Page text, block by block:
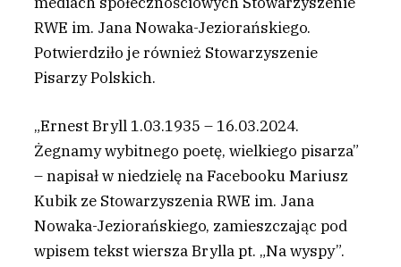
RWE im. Jana Nowaka-Jeziorańskiego.
Potwierdziło je również Stowarzyszenie
Pisarzy Polskich.
„Ernest Bryll 1.03.1935 – 16.03.2024.
Żegnamy wybitnego poetę, wielkiego pisarza”
– napisał w niedzielę na Facebooku Mariusz
Kubik ze Stowarzyszenia RWE im. Jana
Nowaka-Jeziorańskiego, zamieszczając pod
wpisem tekst wiersza Brylla pt. „Na wyspy”.